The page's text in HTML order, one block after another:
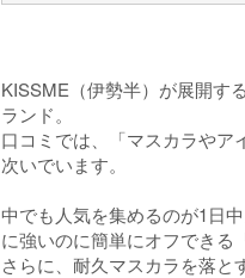
KISSME（伊勢半）が展開す
ランド。
口コミでは、「マスカラやア
次いでいます。
中でも人気を集めるのが1日
に強いのに簡単にオフできる
さらに、耐久マスカラを落と